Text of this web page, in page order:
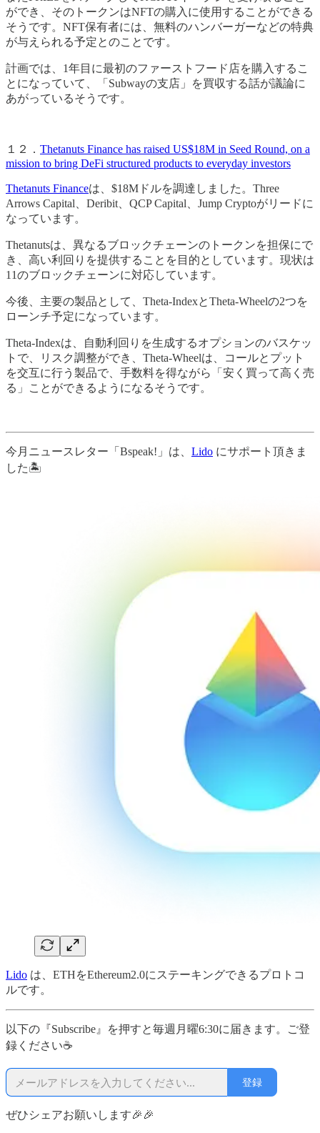
ができ、そのトークンはNFTの購入に使用することができる
そうです。NFT保有者には、無料のハンバーガーなどの特典
が与えられる予定とのことです。
計画では、1年目に最初のファーストフード店を購入するこ
とになっていて、「Subwayの支店」を買収する話が議論に
あがっているそうです。
１２． Thetanuts Finance has raised US$18M in Seed Round, on a
mission to bring DeFi structured products to everyday investors
Thetanuts Financeは、$18Mドルを調達しました。Three
Arrows Capital、Deribit、QCP Capital、Jump Cryptoがリードに
なっています。
Thetanutsは、異なるブロックチェーンのトークンを担保にで
き、高い利回りを提供することを目的としています。現状は
11のブロックチェーンに対応しています。
今後、主要の製品として、Theta-IndexとTheta-Wheelの2つを
ローンチ予定になっています。
Theta-Indexは、自動利回りを生成するオプションのバスケッ
トで、リスク調整ができ、Theta-Wheelは、コールとプット
を交互に行う製品で、手数料を得ながら「安く買って高く売
る」ことができるようになるそうです。
今月ニュースレター「Bspeak!」は、 Lido にサポート頂きま
した🏝
Lido は、ETHをEthereum2.0にステーキングできるプロトコ
ルです。
以下の『Subscribe』を押すと毎週月曜6:30に届きます。ご登
録ください☕
登録
ぜひシェアお願いします🎉🎉